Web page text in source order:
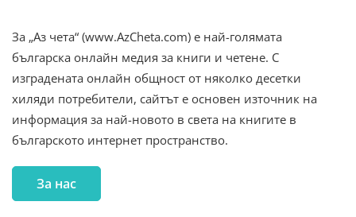
За „Аз чета“ (www.AzCheta.com) е най-голямата
българска онлайн медия за книги и четене. С
изградената онлайн общност от няколко десетки
хиляди потребители, сайтът е основен източник на
информация за най-новото в света на книгите в
българското интернет пространство.
За нас